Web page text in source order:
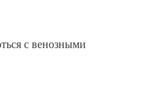
с венозными